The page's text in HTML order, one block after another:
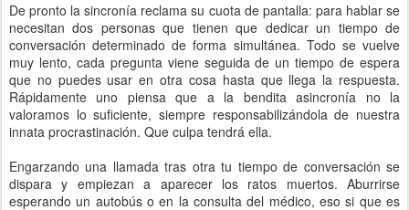
De pronto la sincronía reclama su cuota de pantalla: para hablar se
necesitan dos personas que tienen que dedicar un tiempo de
conversación determinado de forma simultánea. Todo se vuelve
muy lento, cada pregunta viene seguida de un tiempo de espera
que no puedes usar en otra cosa hasta que llega la respuesta.
Rápidamente uno piensa que a la bendita asincronía no la
valoramos lo suficiente, siempre responsabilizándola de nuestra
innata procrastinación. Que culpa tendrá ella.
Engarzando una llamada tras otra tu tiempo de conversación se
dispara y empiezan a aparecer los ratos muertos. Aburrirse
esperando un autobús o en la consulta del médico, eso si que es